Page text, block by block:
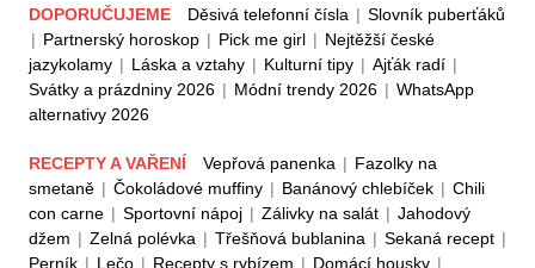
DOPORUČUJEME Děsivá telefonní čísla | Slovník puberťáků
| Partnerský horoskop | Pick me girl | Nejtěžší české
jazykolamy | Láska a vztahy | Kulturní tipy | Ajťák radí |
Svátky a prázdniny 2026 | Módní trendy 2026 | WhatsApp
alternativy 2026
RECEPTY A VAŘENÍ Vepřová panenka | Fazolky na
smetaně | Čokoládové muffiny | Banánový chlebíček | Chili
con carne | Sportovní nápoj | Zálivky na salát | Jahodový
džem | Zelná polévka | Třešňová bublanina | Sekaná recept |
Perník | Lečo | Recepty s rybízem | Domácí housky |